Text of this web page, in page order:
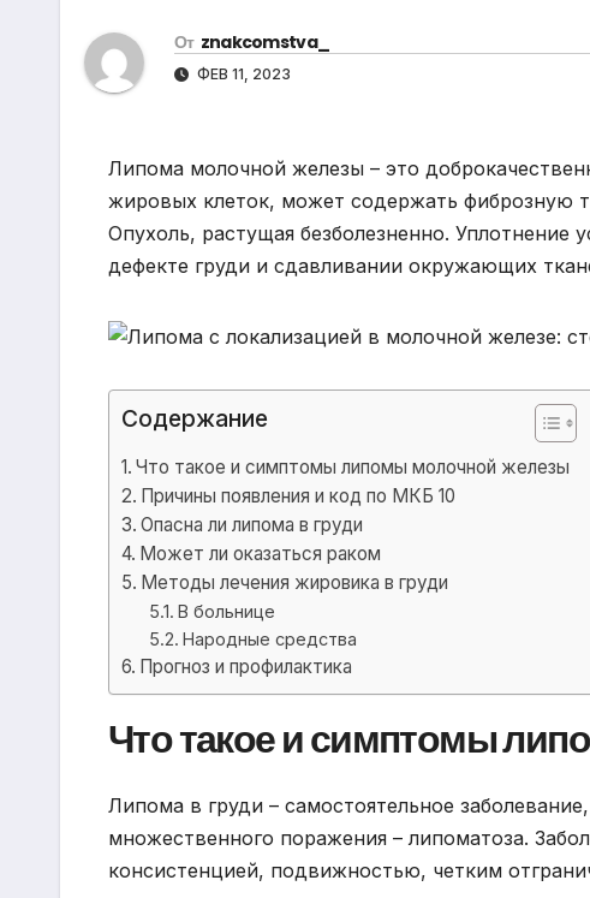
От znakcomstva_
ФЕВ 11, 2023
Липома молочной железы – это
жировых клеток, может содержать фиброзную
Опухоль, растущая безболезненно.
дефекте груди и сдавливании окружающих
Содержание
Что такое и симптомы липомы молочной железы
Причины появления и код по МКБ 10
Опасна ли липома в груди
Может ли оказаться раком
Методы лечения жировика в груди
В больнице
Народные средства
Прогноз и профилактика
Что такое и симптомы
Липома в груди – самостоятельное
множественного поражения – липоматоза.
консистенцией, подвижностью, четким